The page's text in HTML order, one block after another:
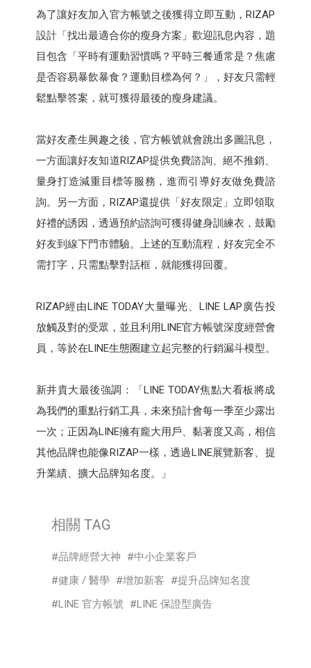
為了讓好友加入官方帳號之後獲得立即互動，RIZAP
設計「找出最適合你的瘦身方案」歡迎訊息內容，題
目包含「平時有運動習慣嗎？平時三餐通常是？焦慮
是否容易暴飲暴食？運動目標為何？」，好友只需輕
鬆點擊答案，就可獲得最後的瘦身建議。
當好友產生興趣之後，官方帳號就會跳出多圖訊息，
一方面讓好友知道RIZAP提供免費諮詢、絕不推銷、
量身打造減重目標等服務，進而引導好友做免費諮
詢。另一方面，RIZAP還提供「好友限定」立即領取
好禮的誘因，透過預約諮詢可獲得健身訓練衣，鼓勵
好友到線下門市體驗。上述的互動流程，好友完全不
需打字，只需點擊對話框，就能獲得回覆。
RIZAP經由LINE TODAY大量曝光、LINE LAP廣告投
放觸及對的受眾，並且利用LINE官方帳號深度經營會
員，等於在LINE生態圈建立起完整的行銷漏斗模型。
新井貴大最後強調：「LINE TODAY焦點大看板將成
為我們的重點行銷工具，未來預計會每一季至少露出
一次；正因為LINE擁有龐大用戶、黏著度又高，相信
其他品牌也能像RIZAP一樣，透過LINE展覽新客、提
升業績、擴大品牌知名度。」
相關 TAG
品牌經營大神
中小企業客戶
健康 / 醫學
增加新客
提升品牌知名度
LINE 官方帳號
LINE 保證型廣告